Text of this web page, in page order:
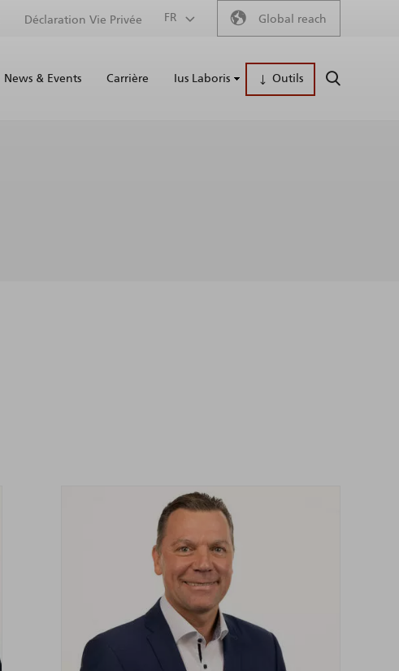
Secondary
menu
Déclaration Vie Privée FR Global reach
Main
News & Events Carrière Ius Laboris Outils